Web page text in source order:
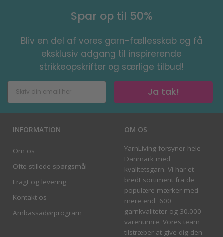
Spar op til 50%
Bliv en del af vores garn-fællesskab og få
eksklusiv adgang til inspirerende
strikkeopskrifter og særlige tilbud!
Ja tak!
INFORMATION
Om os
Ofte stillede spørgsmål
Fragt og levering
Kontakt os
Ambassadørprogram
OM OS
YarnLiving forsyner hele
Danmark med
kvalitetsgarn. Vi har et
bredt sortiment fra de
populære mærker med
mere end 600
garnkvaliteter og 30.000
varenumre. Vores team
tilstræber at give dig den